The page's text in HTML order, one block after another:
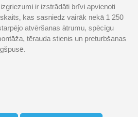
ir izstrādāti brīvi apvienoti
kas sasniedz vairāk nekā 1 250
atvēršanas ātrumu, spēcīgu
tērauda stienis un preturbšanas